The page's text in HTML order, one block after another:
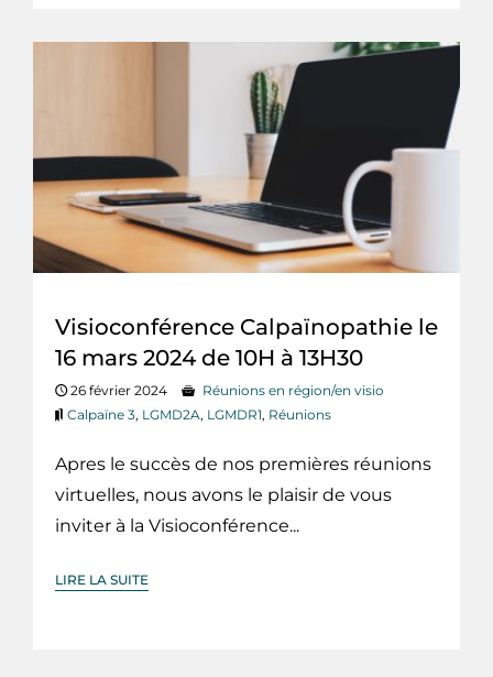
Visioconférence Calpaïnopathie le
16 mars 2024 de 10H à 13H30
26 février 2024
Réunions en région/en visio
Calpaïne 3, LGMD2A, LGMDR1, Réunions
Apres le succès de nos premières réunions
virtuelles, nous avons le plaisir de vous
inviter à la Visioconférence...
LIRE LA SUITE